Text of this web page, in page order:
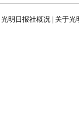
光明日报社概况 关于光